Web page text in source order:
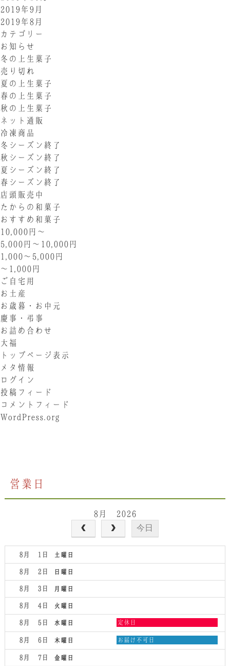
2019年9月
2019年8月
カテゴリー
お知らせ
冬の上生菓子
売り切れ
夏の上生菓子
春の上生菓子
秋の上生菓子
ネット通販
冷凍商品
冬シーズン終了
秋シーズン終了
夏シーズン終了
春シーズン終了
店頭販売中
たからの和菓子
おすすめ和菓子
10,000円〜
5,000円〜10,000円
1,000〜5,000円
〜1,000円
ご自宅用
お土産
お歳暮・お中元
慶事・弔事
お詰め合わせ
大福
トップページ表示
メタ情報
ログイン
投稿フィード
コメントフィード
WordPress.org
営業日
8月 2026
今日
土曜日
8月 1
日曜日
8月 2
月曜日
8月 3
火曜日
8月 4
水曜日
8月 5
水
日,
8
定休日
木曜日
8月 6
木
お届け不可日
金曜日
8月 7